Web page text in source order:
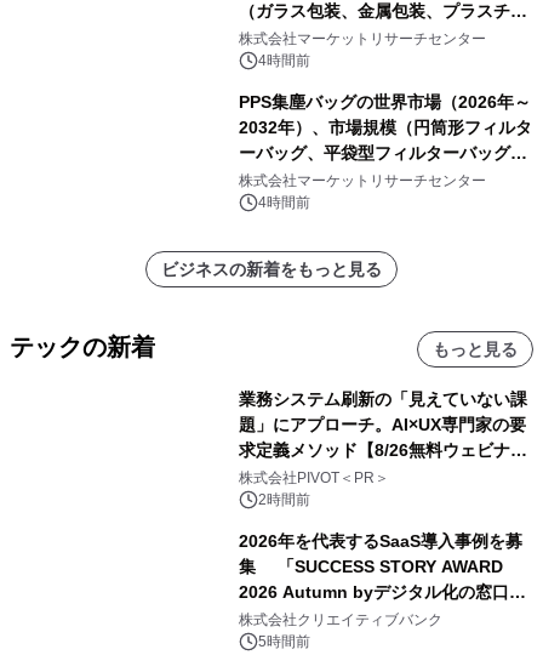
（ガラス包装、金属包装、プラスチッ
ク包装、その他）・分析レポートを発
表
株式会社マーケットリサーチセンター
4時間前
PPS集塵バッグの世界市場（2026年～
2032年）、市場規模（円筒形フィルタ
ーバッグ、平袋型フィルターバッグ、
プリーツフィルターバッグ、その
他）・分析レポートを発表
株式会社マーケットリサーチセンター
4時間前
ビジネスの新着をもっと見る
テックの新着 もっと見る
業務システム刷新の「見えていない課
題」にアプローチ。AI×UX専門家の要
求定義メソッド【8/26無料ウェビナ
ー】株式会社PIVOT
株式会社PIVOT＜PR＞
2時間前
2026年を代表するSaaS導入事例を募
集 「SUCCESS STORY AWARD
2026 Autumn byデジタル化の窓口」
開催
株式会社クリエイティブバンク
5時間前